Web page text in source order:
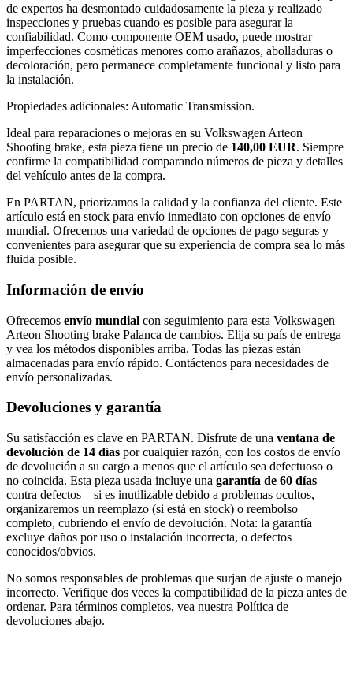
de expertos ha desmontado cuidadosamente la pieza y realizado
inspecciones y pruebas cuando es posible para asegurar la
confiabilidad. Como componente OEM usado, puede mostrar
imperfecciones cosméticas menores como arañazos, abolladuras o
decoloración, pero permanece completamente funcional y listo para
la instalación.
Propiedades adicionales: Automatic Transmission.
Ideal para reparaciones o mejoras en su Volkswagen Arteon
Shooting brake, esta pieza tiene un precio de 140,00 EUR. Siempre
confirme la compatibilidad comparando números de pieza y detalles
del vehículo antes de la compra.
En PARTAN, priorizamos la calidad y la confianza del cliente. Este
artículo está en stock para envío inmediato con opciones de envío
mundial. Ofrecemos una variedad de opciones de pago seguras y
convenientes para asegurar que su experiencia de compra sea lo más
fluida posible.
Información de envío
Ofrecemos envío mundial con seguimiento para esta Volkswagen
Arteon Shooting brake Palanca de cambios. Elija su país de entrega
y vea los métodos disponibles arriba. Todas las piezas están
almacenadas para envío rápido. Contáctenos para necesidades de
envío personalizadas.
Devoluciones y garantía
Su satisfacción es clave en PARTAN. Disfrute de una ventana de
devolución de 14 días por cualquier razón, con los costos de envío
de devolución a su cargo a menos que el artículo sea defectuoso o
no coincida. Esta pieza usada incluye una garantía de 60 días
contra defectos – si es inutilizable debido a problemas ocultos,
organizaremos un reemplazo (si está en stock) o reembolso
completo, cubriendo el envío de devolución. Nota: la garantía
excluye daños por uso o instalación incorrecta, o defectos
conocidos/obvios.
No somos responsables de problemas que surjan de ajuste o manejo
incorrecto. Verifique dos veces la compatibilidad de la pieza antes de
ordenar. Para términos completos, vea nuestra Política de
devoluciones abajo.